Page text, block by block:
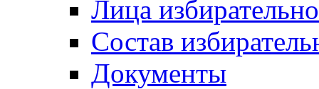
Лица
Состав
Документы